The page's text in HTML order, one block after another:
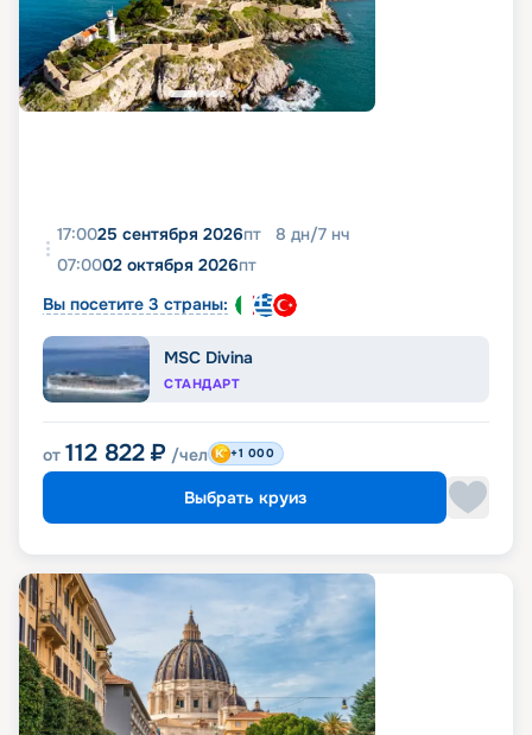
17:0025 сентября 2026пт 8 дн/7 нч
07:0002 октября 2026пт
Вы посетите 3 страны:
MSC Divina
СТАНДАРТ
от 112 822 ₽ /чел +1 000
Выбрать круиз